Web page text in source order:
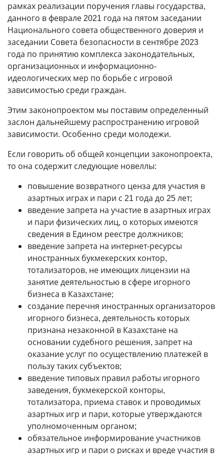
рамках реализации поручения главы государства,
данного в феврале 2021 года на пятом заседании
Национального совета общественного доверия и
заседании Совета безопасности в сентябре 2023
года по принятию комплекса законодательных,
организационных и информационно-
идеологических мер по борьбе с игровой
зависимостью среди граждан.
Этим законопроектом мы поставим определенный
заслон дальнейшему распространению игровой
зависимости. Особенно среди молодежи.
Если говорить об общей концепции законопроекта,
то она содержит следующие новеллы:
повышение возвратного ценза для участия в
азартных играх и пари с 21 года до 25 лет;
введение запрета на участие в азартных играх
и пари физических лиц, о которых имеются
сведения в Едином реестре должников;
введение запрета на интернет-ресурсы
иностранных букмекерских контор,
тотализаторов, не имеющих лицензии на
занятие деятельностью в сфере игорного
бизнеса в Казахстане;
создание перечня иностранных организаторов
игорного бизнеса, деятельность которых
признана незаконной в Казахстане на
основании судебного решения, запрет на
оказание услуг по осуществлению платежей в
пользу таких субъектов;
введение типовых правил работы игорного
заведения, букмекерской конторы,
тотализатора, приема ставок и проводимых
азартных игр и пари, которые утверждаются
уполномоченным органом;
обязательное информирование участников
азартных игр и пари о рисках и вреде участия в